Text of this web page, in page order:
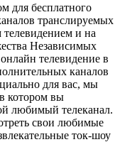
для бесплатного
транслируемых
и на
Независимых
телевидение в
каналов
для вас, мы
котором вы
любимый телеканал.
свои любимые
ток-шоу